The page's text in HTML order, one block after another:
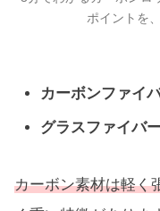
ポイントを
カーボンファイ
グラスファイバ
カーボン素材は軽く